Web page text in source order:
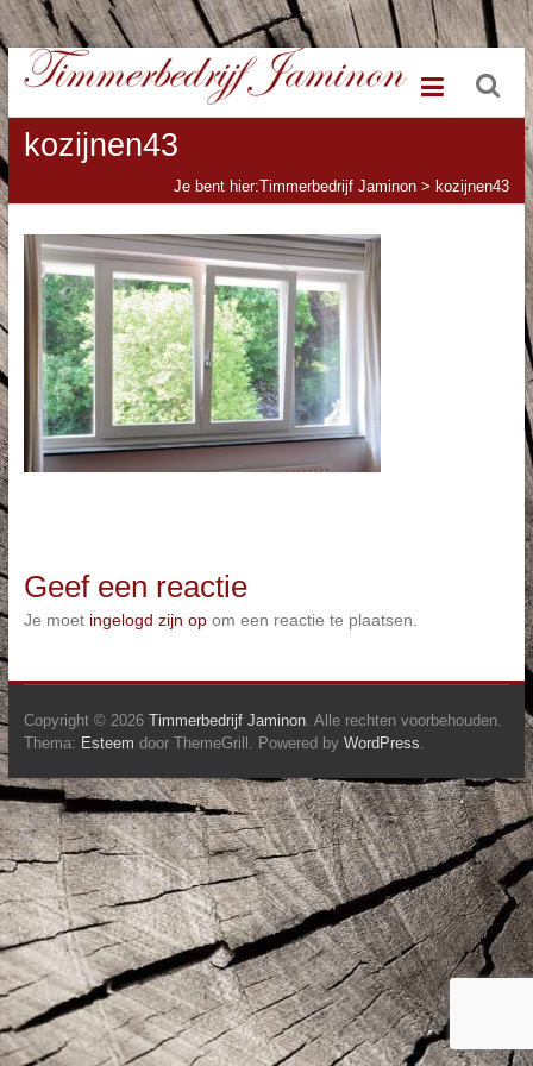
Ga
naar
inhoud
Timmerbedrijf
Jaminon
kozijnen43
Je bent hier:Timmerbedrijf Jaminon > kozijnen43
Geef een reactie
Je moet ingelogd zijn opom een reactie te plaatsen.
Copyright © 2026 Timmerbedrijf Jaminon. Alle rechten voorbehouden.
Thema: Esteem door ThemeGrill. Powered by WordPress